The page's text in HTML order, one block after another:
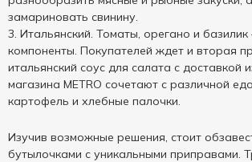
замариновать свинину.
Итальянский. Томаты, орегано и базилик
компоненты. Покупателей ждет и вторая
итальянский соус для салата с доставкой
магазина METRO сочетают с различной
картофель и хлебные палочки.
Изучив возможные решения, стоит
бутылочками с уникальными приправами.